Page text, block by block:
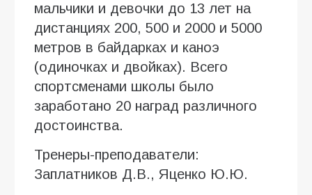
мальчики и девочки до 13 лет на
дистанциях 200, 500 и 2000 и 5000
метров в байдарках и каноэ
(одиночках и двойках). Всего
спортсменами школы было
заработано 20 наград различного
достоинства.
Тренеры-преподаватели:
Заплатников Д.В., Яценко Ю.Ю.